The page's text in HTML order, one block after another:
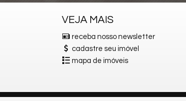
VEJA MAIS
receba nosso newsletter
cadastre seu imóvel
mapa de imóveis